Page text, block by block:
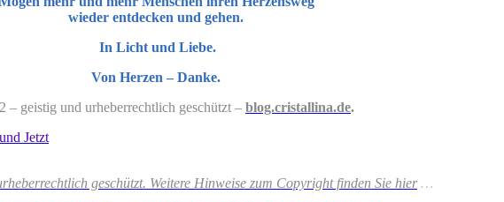
wieder entdecken und gehen.
In Licht und Liebe.
Von Herzen – Danke.
geistig und urheberrechtlich geschützt – blog.cristallina.de.
Jetzt
geschützt. Weitere Hinweise zum Copyright finden Sie hier …